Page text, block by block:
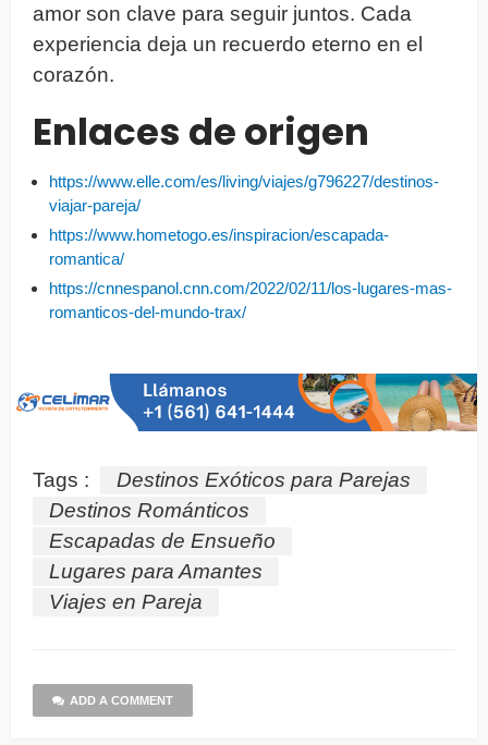
amor son clave para seguir juntos. Cada
experiencia deja un recuerdo eterno en el
corazón.
Enlaces de origen
https://www.elle.com/es/living/viajes/g796227/destinos-
viajar-pareja/
https://www.hometogo.es/inspiracion/escapada-
romantica/
https://cnnespanol.cnn.com/2022/02/11/los-lugares-mas-
romanticos-del-mundo-trax/
Tags :
Destinos Exóticos para Parejas
Destinos Románticos
Escapadas de Ensueño
Lugares para Amantes
Viajes en Pareja
ADD A COMMENT